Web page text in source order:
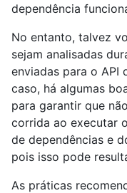
dependência
No entanto, talvez
sejam analisadas
enviadas para o API
caso, há algumas
para garantir que
corrida ao executar
de dependências e
pois isso pode
As práticas